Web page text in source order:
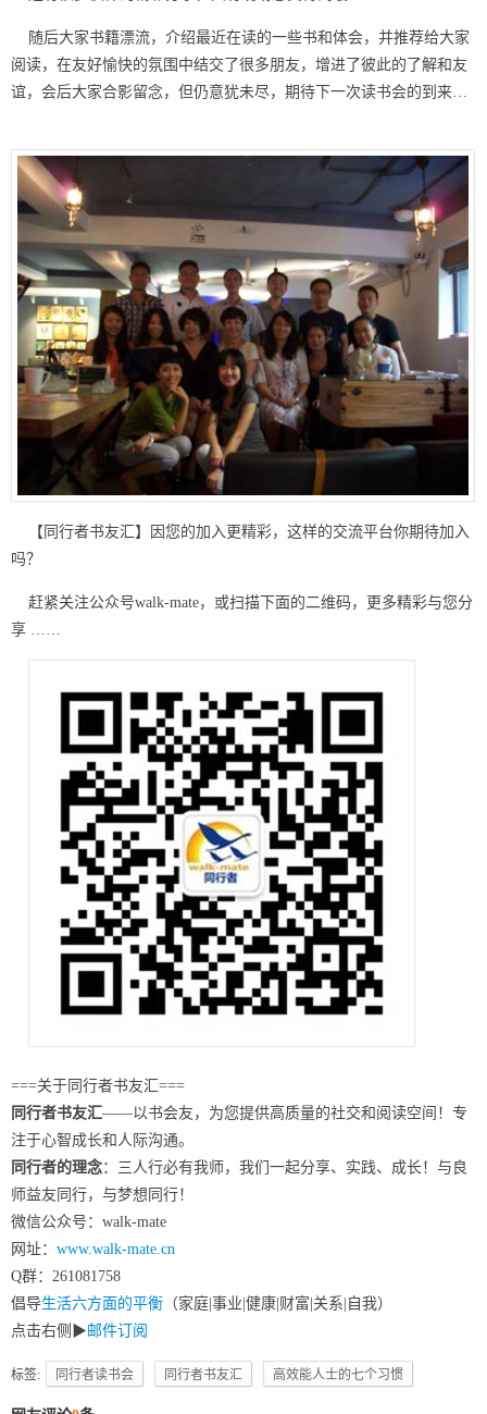
随后大家书籍漂流，介绍最近在读的一些书和体会，并推荐给大家
阅读，在友好愉快的氛围中结交了很多朋友，增进了彼此的了解和友
谊，会后大家合影留念，但仍意犹未尽，期待下一次读书会的到来…
【同行者书友汇】因您的加入更精彩，这样的交流平台你期待加入
吗？
赶紧关注公众号walk-mate，或扫描下面的二维码，更多精彩与您分
享 ……
===关于同行者书友汇===
同行者书友汇——以书会友，为您提供高质量的社交和阅读空间！专
注于心智成长和人际沟通。
同行者的理念：三人行必有我师，我们一起分享、实践、成长！与良
师益友同行，与梦想同行！
微信公众号：walk-mate
网址： www.walk-mate.cn
Q群：261081758
倡导生活六方面的平衡 （家庭|事业|健康|财富|关系|自我）
点击右侧▶ 邮件订阅
标签: 同行者读书会 同行者书友汇 高效能人士的七个习惯